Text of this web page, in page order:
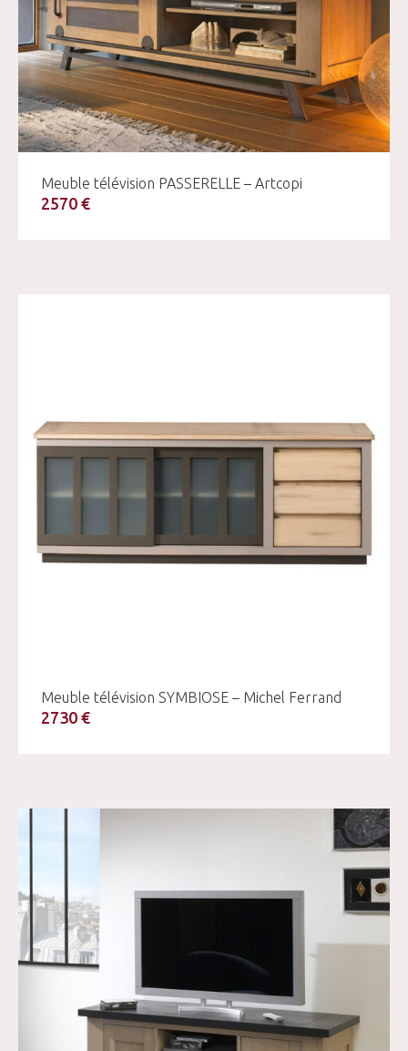
Meuble télévision PASSERELLE – Artcopi
2570 €
Meuble télévision SYMBIOSE – Michel Ferrand
2730 €